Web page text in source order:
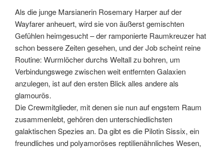
Als die junge Marsianerin Rosemary Harper auf der
Wayfarer anheuert, wird sie von äußerst gemischten
Gefühlen heimgesucht – der ramponierte Raumkreuzer hat
schon bessere Zeiten gesehen, und der Job scheint reine
Routine: Wurmlöcher durchs Weltall zu bohren, um
Verbindungswege zwischen weit entfernten Galaxien
anzulegen, ist auf den ersten Blick alles andere als
glamourös.
Die Crewmitglieder, mit denen sie nun auf engstem Raum
zusammenlebt, gehören den unterschiedlichsten
galaktischen Spezies an. Da gibt es die Pilotin Sissix, ein
freundliches und polyamoröses reptilienähnliches Wesen,